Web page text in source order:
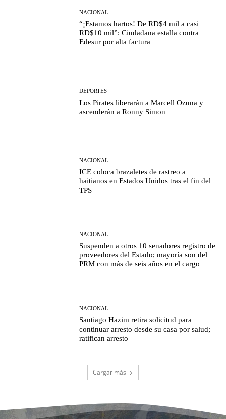
NACIONAL
“¡Estamos hartos! De RD$4 mil a casi
RD$10 mil”: Ciudadana estalla contra
Edesur por alta factura
DEPORTES
Los Pirates liberarán a Marcell Ozuna y
ascenderán a Ronny Simon
NACIONAL
ICE coloca brazaletes de rastreo a
haitianos en Estados Unidos tras el fin del
TPS
NACIONAL
Suspenden a otros 10 senadores registro de
proveedores del Estado; mayoría son del
PRM con más de seis años en el cargo
NACIONAL
Santiago Hazim retira solicitud para
continuar arresto desde su casa por salud;
ratifican arresto
Cargar más